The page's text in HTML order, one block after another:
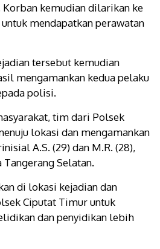
kemudian dilarikan ke
mendapatkan perawatan
tersebut kemudian
mengamankan kedua pelaku
polisi.
tim dari Polsek
lokasi dan mengamankan
A.S. (29) dan M.R. (28),
Selatan.
di lokasi kejadian dan
Ciputat Timur untuk
dan penyidikan lebih